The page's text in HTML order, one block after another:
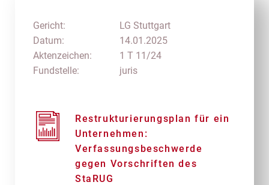
Gericht:
Datum:
Aktenzeichen:
Fundstelle:
LG Stuttgart
14.01.2025
1 T 11/24
juris
Restrukturierungsplan für ein
Unternehmen:
Verfassungsbeschwerde
gegen Vorschriften des
StaRUG